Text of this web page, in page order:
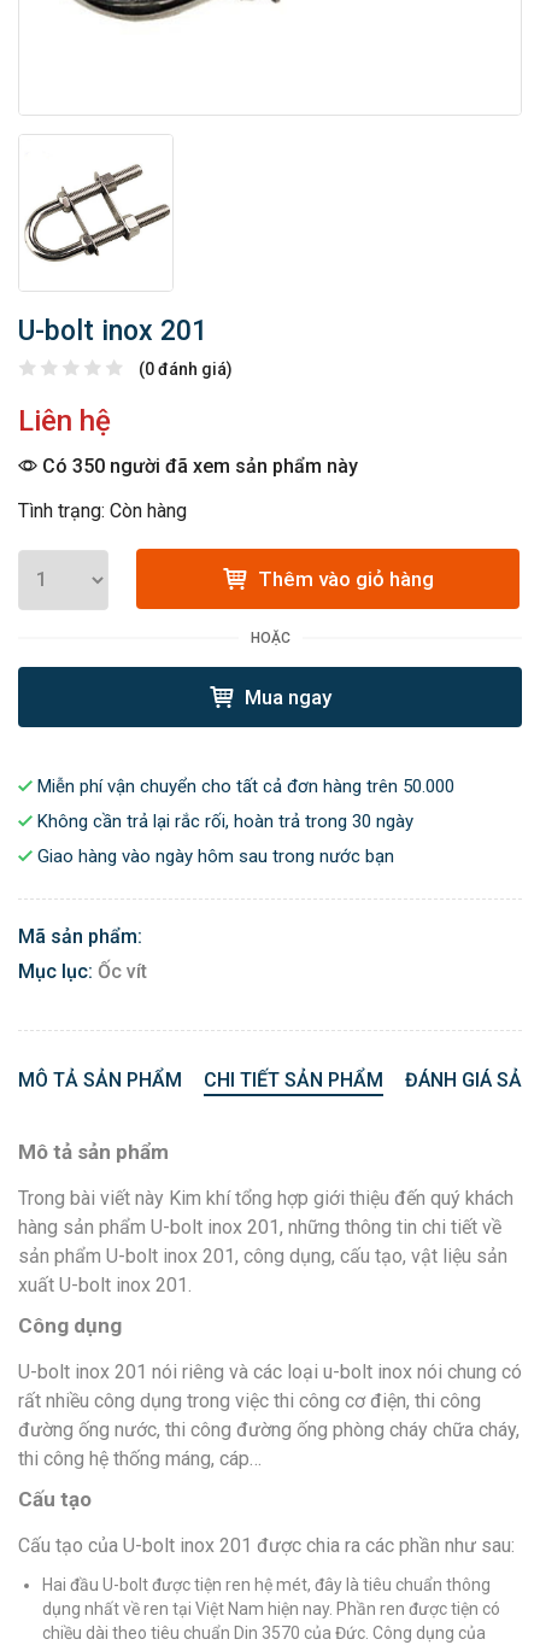
U-bolt inox 201
(0 đánh giá)
Liên hệ
Có 350 người đã xem sản phẩm này
Tình trạng: Còn hàng
Thêm vào giỏ hàng
HOẶC
Mua ngay
Miễn phí vận chuyển cho tất cả đơn hàng trên 50.000
Không cần trả lại rắc rối, hoàn trả trong 30 ngày
Giao hàng vào ngày hôm sau trong nước bạn
Mã sản phẩm:
Mục lục: Ốc vít
MÔ TẢ SẢN PHẨM CHI TIẾT SẢN PHẨM ĐÁNH GIÁ
Mô tả sản phẩm
Trong bài viết này Kim khí tổng hợp giới thiệu đến quý khách
hàng sản phẩm U-bolt inox 201, những thông tin chi tiết về
sản phẩm U-bolt inox 201, công dụng, cấu tạo, vật liệu sản
xuất U-bolt inox 201.
Công dụng
U-bolt inox 201 nói riêng và các loại u-bolt inox nói chung có
rất nhiều công dụng trong việc thi công cơ điện, thi công
đường ống nước, thi công đường ống phòng cháy chữa cháy,
thi công hệ thống máng, cáp…
Cấu tạo
Cấu tạo của U-bolt inox 201 được chia ra các phần như sau:
Hai đầu U-bolt được tiện ren hệ mét, đây là tiêu chuẩn thông
dụng nhất về ren tại Việt Nam hiện nay. Phần ren được tiện có
chiều dài theo tiêu chuẩn Din 3570 của Đức. Công dụng của